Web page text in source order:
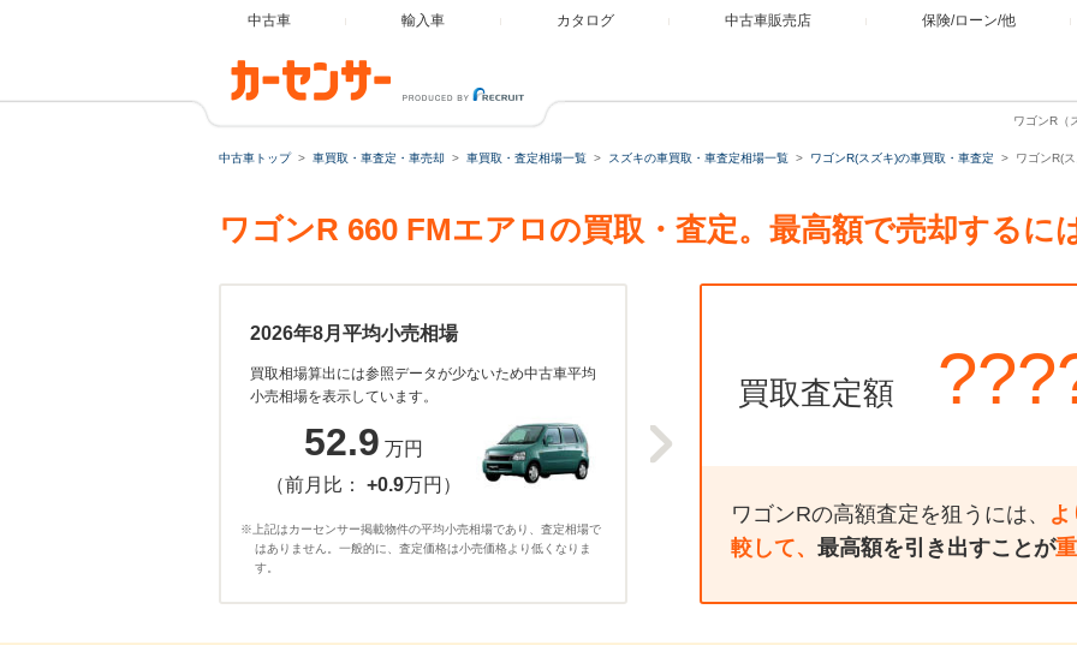
中古車 輸入車 カタログ 中古車販売店 保険/ローン/他
ワゴンR（
中古車トップ 車買取・車査定・車売却 車買取・査定相場一覧 スズキの車買取・車査定相場一覧 ワゴンR(スズキ)の車買取・車査定 ワゴンR(
ワゴンR 660 FMエアロの買取・査定。最高額で売却するに
2026年8月平均小売相場
買取相場算出には参照データが少ないため中古車平均
小売相場を表示しています。
52.9 万円
（前月比： +0.9万円）
※上記はカーセンサー掲載物件の平均小売相場であり、査定相場で
はありません。一般的に、査定価格は小売価格より低くなりま
す。
買取査定額
ワゴンRの高額査定を狙うには、
較して、 最高額を引き出すことが